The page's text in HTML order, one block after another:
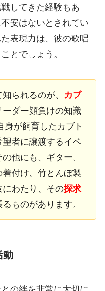
してきた経験もあ
安はないとされてい
表現力は、彼の歌唱
とでしょう。
られるのが、
カブ
ーダー顔負けの知識
身が飼育したカブト
者に譲渡するイベ
他にも、ギター、
着付け、竹とんぼ製
わたり、その探求
ものがあります。
動
の絆を非常に大切に